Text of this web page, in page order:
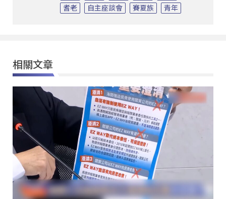
耆老
自主座談會 賽夏族 青年
相關文章